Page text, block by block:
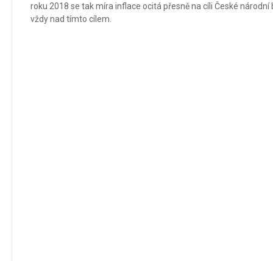
roku 2018 se tak míra inflace ocitá přesně na cíli České národní
vždy nad tímto cílem.